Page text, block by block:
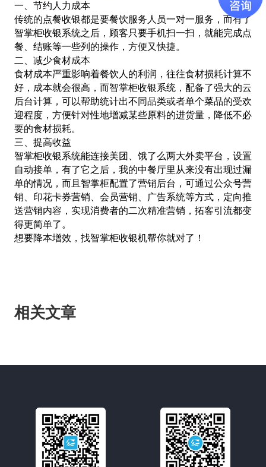
一、节约人力成本
传统的点餐收银都是要餐饮服务人员一对一服务，而有了
智掌柜收银系统之后，顾客只要手机扫一扫，就能完成点
餐、结账等一些列的操作，方便又快捷。
二、减少食材成本
食材成本严重影响着餐饮人的利润，往往食材损耗计算不
好，成本就会很高，而智掌柜收银系统，配备了强大的云
后台计算，可以帮助统计出不同品类或者单个菜品的受欢
迎程度，方便针对性地增减某些原料的进货量，降低不必
要的食材损耗。
三、提高收益
智掌柜收银系统能连接美团、饿了么两大外卖平台，设置
自动接单，有了它之后，我的中餐厅里从来没有出现过漏
单的情况，而且智掌柜配置了营销后台，可通过公众号营
销、印花卡券营销、会员营销、广告系统等方式，定向推
送营销内容，实现消费者的二次精准营销，拓客引流都变
得更简单了。
想要降本增效，找智掌柜收银机帮你就对了！
相关文章